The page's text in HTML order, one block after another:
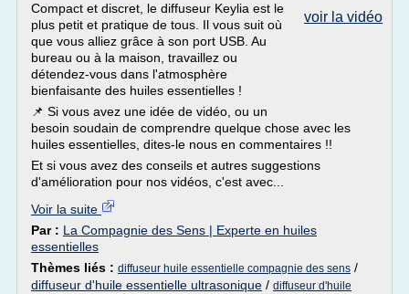
voir la vidéo
Compact et discret, le diffuseur Keylia est le
plus petit et pratique de tous. Il vous suit où
que vous alliez grâce à son port USB. Au
bureau ou à la maison, travaillez ou
détendez-vous dans l'atmosphère
bienfaisante des huiles essentielles !
📌 Si vous avez une idée de vidéo, ou un
besoin soudain de comprendre quelque chose avec les
huiles essentielles, dites-le nous en commentaires !!
Et si vous avez des conseils et autres suggestions
d'amélioration pour nos vidéos, c'est avec...
Voir la suite
Par : La Compagnie des Sens | Experte en huiles
essentielles
Thèmes liés : diffuseur huile essentielle compagnie des sens /
diffuseur d'huile essentielle ultrasonique / diffuseur d'huile